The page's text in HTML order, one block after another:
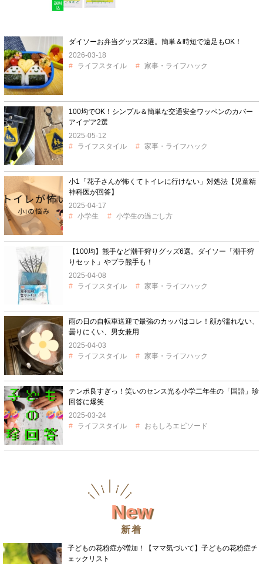
ダイソーお弁当グッズ23選。簡単＆時短で遠足もOK！
2026-03-18
ライフスタイル
家事・ライフハック
100均でOK！シンプル＆簡単な交通安全ワッペンのカバー
アイデア2選
2025-05-12
ライフスタイル
家事・ライフハック
小1「花子さんが怖くてトイレに行けない」対処法【児童精
神科医が回答】
2025-04-17
小学生
小学生の過ごし方
【100均】熊手など潮干狩りグッズ6選。ダイソー「潮干狩
りセット」やプラ熊手も！
2025-04-08
ライフスタイル
家事・ライフハック
雨の日の自転車送迎で最強のカッパはコレ！顔が濡れない、
曇りにくい、男女兼用
2025-04-03
ライフスタイル
家事・ライフハック
テンポ良すぎっ！笑いのセンス光る小学二年生の「国語」珍
回答に爆笑
2025-03-24
ライフスタイル
おもしろエピソード
New
新着
子どもの花粉症が増加！【ママ気づいて】子どもの花粉症チ
ェックリスト